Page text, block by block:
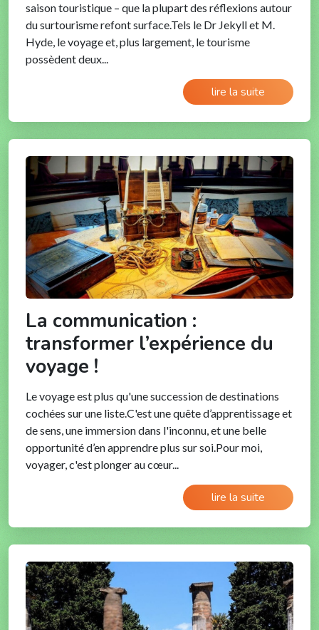
saison touristique – que la plupart des réflexions autour
du surtourisme refont surface.Tels le Dr Jekyll et M.
Hyde, le voyage et, plus largement, le tourisme
possèdent deux...
lire la suite
La communication :
transformer l’expérience du
voyage !
Le voyage est plus qu'une succession de destinations
cochées sur une liste.C'est une quête d’apprentissage et
de sens, une immersion dans l'inconnu, et une belle
opportunité d’en apprendre plus sur soi.Pour moi,
voyager, c'est plonger au cœur...
lire la suite